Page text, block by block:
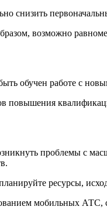
снизить
возможно
обучен работе с
повышения
проблемы с
ресурсы,
мобильных